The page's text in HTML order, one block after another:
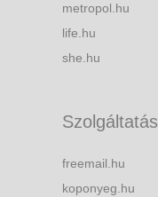
metropol.hu
life.hu
she.hu
Szolgáltatás
freemail.hu
koponyeg.hu